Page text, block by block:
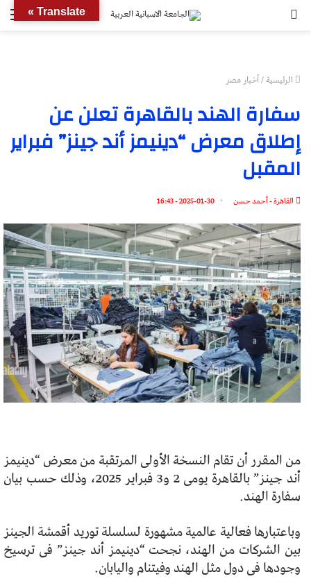
الرئيسية/أخبار مصر
سفارة الهند بالقاهرة تعلن عن
إطلاق معرض “دينيمز أند جينز” فبراير
المقبل
القاهرة - أحمد حسن 2025-01-30 - 16:43
من المقرر أن تقام النسخة الأولى المرتقبة من معرض “دينيمز
أند جينز” بالقاهرة يومى 2 و3 فبراير 2025، وذلك حسب بيان
سفارة الهند.
وباعتبارها فعالية عالمية مشهورة لسلسلة توريد أقمشة الجينز
بين الشركات من الهند، نجحت “دينيمز أند جينز” فى ترسيخ
وجودها فى دول مثل الهند وفيتنام واليابان.
Translate »